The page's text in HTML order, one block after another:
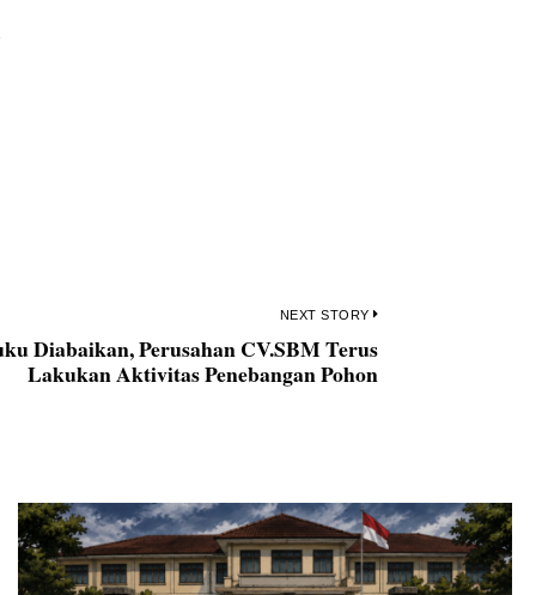
NEXT STORY
Next
post:
Diabaikan, Perusahan CV.SBM Terus
Lakukan Aktivitas Penebangan Pohon